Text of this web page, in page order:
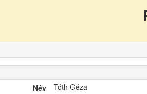
Név
Tóth Géza